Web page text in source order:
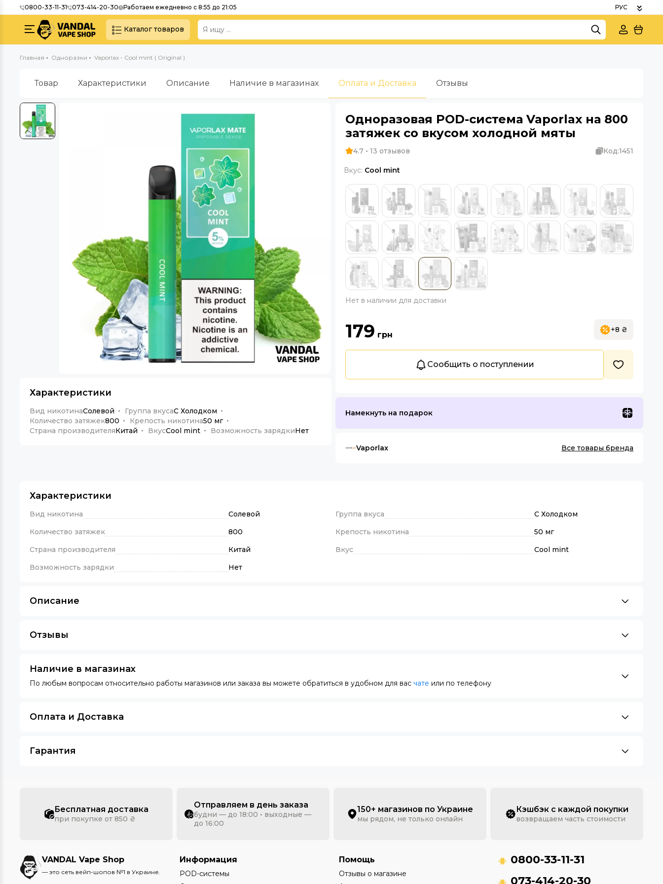
0800-33-11-31 073-414-20-30 Работаем ежедневно с 8:55 до 21:05
Каталог товаров
Главная Одноразки Vaporlax - Cool mint ( Original )
Товар Характеристики Описание Наличие в магазинах Оплата и Доставка Отзывы
Характеристики
Вид никотинаСолевой Группа вкусаС Холодком
Количество затяжек800 Крепость никотина50 мг
Страна производителяКитай ВкусCool mint Возможность зарядкиНет
Одноразовая POD-система Vaporlax на 800
затяжек со вкусом холодной мяты
4.7 • 13 отзывов Код:1451
Вкус: Cool mint
Нет в наличии для доставки
179 грн
+8 ₴
Сообщить о поступлении
Намекнуть на подарок
Vaporlax Все товары бренда
Характеристики
Вид никотина Солевой Группа вкуса
С Холодком
Количество затяжек
800 Крепость никотина
50 мг
Страна производителя
Китай Вкус
Cool mint
Возможность зарядки
Нет
Описание
Отзывы
Наличие в магазинах
По любым вопросам относительно работы магазинов или заказа вы можете обратиться в удобном для вас чате или по телефону
Оплата и Доставка
Гарантия
Бесплатная доставка
при покупке от 850 ₴
Отправляем в день заказа
будни — до 18:00 • выходные —
до 16:00
150+ магазинов по Украине
мы рядом, не только онлайн
Кэшбэк с каждой покупки
возвращаем часть стоимости
VANDAL Vape Shop
— это сеть вейп-шопов №1 в Украине.
Информация
POD-системы
Помощь
Отзывы о магазине
0800-33-11-31
073-414-20-30